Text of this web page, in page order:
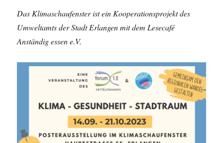
Das Klimaschaufenster ist ein Kooperationsprojekt des
Umweltamts der Stadt Erlangen mit dem Lesecafé
Anständig essen e.V.